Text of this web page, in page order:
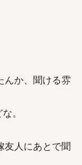
んか、聞ける雰
。
友人にあとで聞